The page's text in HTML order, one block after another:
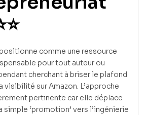
comme une ressource
pour tout auteur ou
cherchant à briser le plafond
visibilité sur Amazon. L’approche
pertinente car elle déplace
simple ‘promotion’ vers l’ingénierie